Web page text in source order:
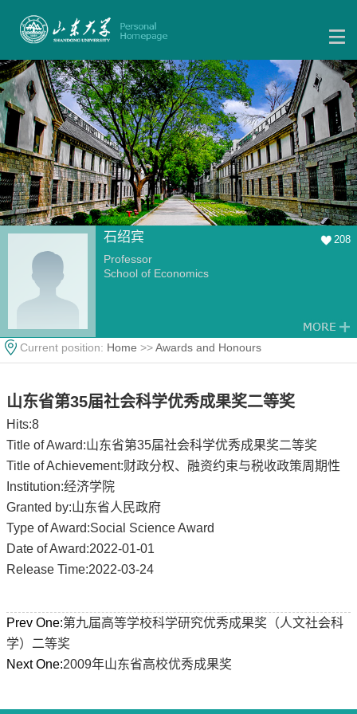
石绍宾 208
Professor
School of Economics
Current position: Home >>Awards and Honours
山东省第35届社会科学优秀成果奖二等奖
Hits:8
Title of Award:山东省第35届社会科学优秀成果奖二等奖
Title of Achievement:财政分权、融资约束与税收政策周期性
Institution:经济学院
Granted by:山东省人民政府
Type of Award:Social Science Award
Date of Award:2022-01-01
Release Time:2022-03-24
Prev One:第九届高等学校科学研究优秀成果奖（人文社会科
学）二等奖
Next One:2009年山东省高校优秀成果奖